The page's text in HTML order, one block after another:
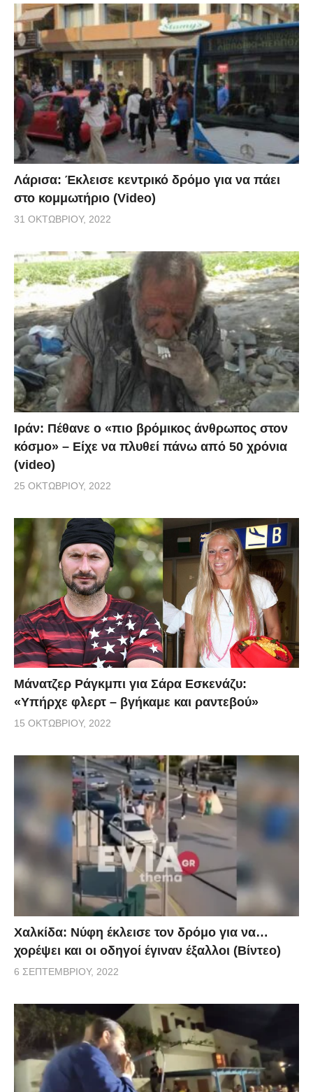
Λάρισα: Έκλεισε κεντρικό δρόμο για να πάει
στο κομμωτήριο (Video)
31 ΟΚΤΩΒΡΊΟΥ, 2022
Ιράν: Πέθανε ο «πιο βρόμικος άνθρωπος στον
κόσμο» – Είχε να πλυθεί πάνω από 50 χρόνια
(video)
25 ΟΚΤΩΒΡΊΟΥ, 2022
Μάνατζερ Ράγκμπι για Σάρα Εσκενάζυ:
«Υπήρχε φλερτ – βγήκαμε και ραντεβού»
15 ΟΚΤΩΒΡΊΟΥ, 2022
Χαλκίδα: Νύφη έκλεισε τον δρόμο για να…
χορέψει και οι οδηγοί έγιναν έξαλλοι (Βίντεο)
6 ΣΕΠΤΕΜΒΡΊΟΥ, 2022